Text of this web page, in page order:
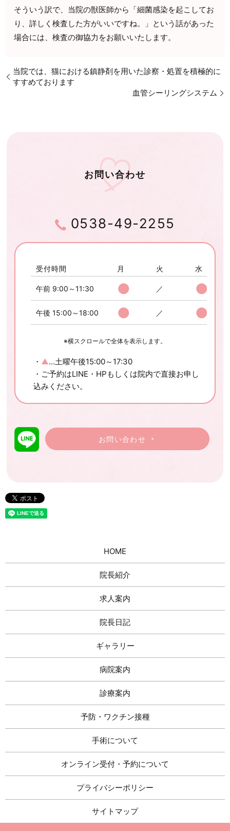
そういう訳で、当院の獣医師から「細菌感染を起こしてお
り、詳しく検査した方がいいですね。」という話があった
場合には、検査の御協力をお願いいたします。
当院では、猫における鎮静剤を用いた診察・処置を積極的に
すすめております
血管シーリングシステム
お問い合わせ
0538-49-2255
受付時間 月 火 水
午前 9:00～11:30 ● ／ ●
午後 15:00～18:00 ● ／ ●
※横スクロールで全体を表示します。
・ ▲…土曜午後15:00～17:30
・ご予約はLINE・HPもしくは院内で直接お申し
込みください。
お問い合わせ
HOME
院長紹介
求人案内
院長日記
ギャラリー
病院案内
診療案内
予防・ワクチン接種
手術について
オンライン受付・予約について
プライバシーポリシー
サイトマップ